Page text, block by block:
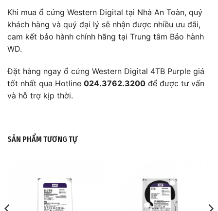
Khi mua ổ cứng Western Digital tại Nhà An Toàn, quý
khách hàng và quý đại lý sẽ nhận được nhiều ưu đãi,
cam kết bảo hành chính hãng tại Trung tâm Bảo hành
WD.
Đặt hàng ngay ổ cứng Western Digital 4TB Purple giá
tốt nhất qua Hotline 024.3762.3200 để được tư vấn
và hỗ trợ kịp thời.
SẢN PHẨM TƯƠNG TỰ